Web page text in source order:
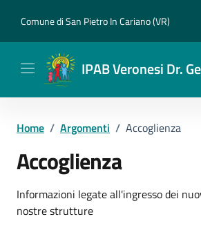
Comune di San Pietro In Cariano (VR)
IPAB Veronesi Dr.
Home / Argomenti / Accoglienza
Accoglienza
Dettagli
Informazioni legate all'ingresso dei
nostre strutture